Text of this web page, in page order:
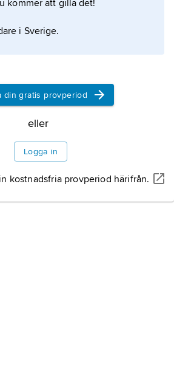
aktiviteter finansieras av ett
länder (1999), bl.a. Sverige,
kommer att gilla det!
i Sverige.
din gratis provperiod
eller
Logga in
kostnadsfria provperiod härifrån.